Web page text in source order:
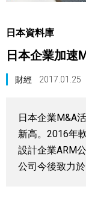
日本指南
視覺日本
臺灣香港
日本資料庫
日本企業加速
財經 2017.01.25
日本企業M&A
新高。2016年
設計企業ARM
公司今後致力